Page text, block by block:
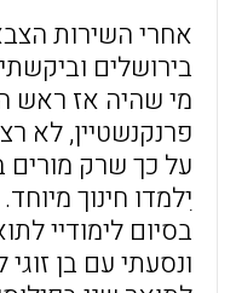
אחרי השירות
בירושלים
מי שהיה אז ראש
פרנקנשטיין, לא
על כך שרק מורים
יִלמדו חינוך
בסיום לימודיי
ונסעתי עם בן